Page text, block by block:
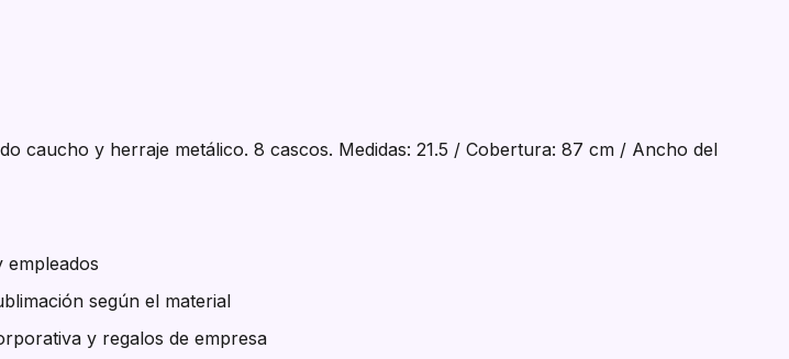
caucho y herraje metálico. 8 cascos. Medidas: 21.5 / Cobertura: 87 cm / Ancho del
empleados
según el material
y regalos de empresa